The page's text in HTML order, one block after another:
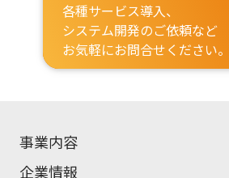
各種サービス導入、
システム開発のご依頼など
お気軽にお問合せください。
事業内容
企業情報